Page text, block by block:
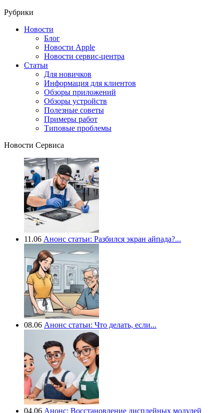
Рубрики
Новости
Блог
Новости Apple
Новости сервис-центра
Статьи
Для новичков
Информация для клиентов
Обзоры приложений
Обзоры устройств
Полезные советы
Примеры работ
Типовые проблемы
Новости Сервиса
11.06 Анонс статьи: Разбился экран айпада?...
08.06 Анонс статьи: Что делать, если...
04.06 Анонс: Восстановление дисплейных модулей